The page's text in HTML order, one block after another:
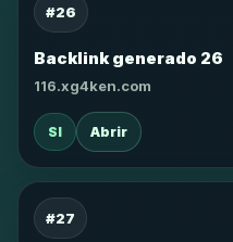
#26
Backlink generado 26
116.xg4ken.com
SI Abrir
#27